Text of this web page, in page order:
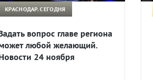
КРАСНОДАР. СЕГОДНЯ
вопрос главе региона
любой желающий.
24 ноября